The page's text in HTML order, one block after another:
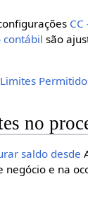
contábil são
no
saldo desde
e na